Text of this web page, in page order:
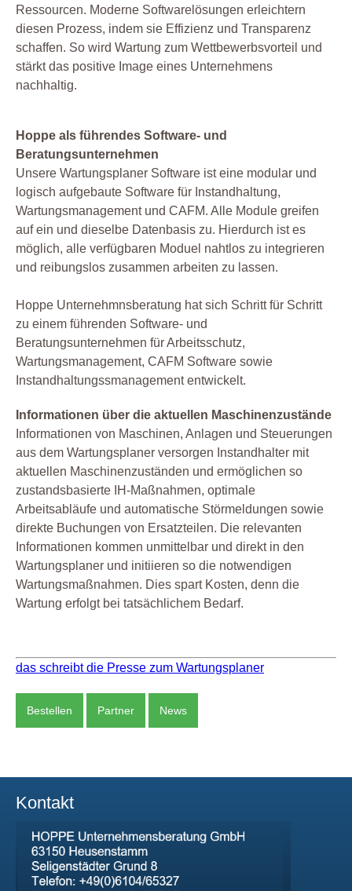
Ressourcen. Moderne Softwarelösungen erleichtern
diesen Prozess, indem sie Effizienz und Transparenz
schaffen. So wird Wartung zum Wettbewerbsvorteil und
stärkt das positive Image eines Unternehmens
nachhaltig.
Hoppe als führendes Software- und
Beratungsunternehmen
Unsere Wartungsplaner Software ist eine modular und
logisch aufgebaute Software für Instandhaltung,
Wartungsmanagement und CAFM. Alle Module greifen
auf ein und dieselbe Datenbasis zu. Hierdurch ist es
möglich, alle verfügbaren Moduel nahtlos zu integrieren
und reibungslos zusammen arbeiten zu lassen.
Hoppe Unternehmnsberatung hat sich Schritt für Schritt
zu einem führenden Software- und
Beratungsunternehmen für Arbeitsschutz,
Wartungsmanagement, CAFM Software sowie
Instandhaltungssmanagement entwickelt.
Informationen über die aktuellen Maschinenzustände
Informationen von Maschinen, Anlagen und Steuerungen
aus dem Wartungsplaner versorgen Instandhalter mit
aktuellen Maschinenzuständen und ermöglichen so
zustandsbasierte IH-Maßnahmen, optimale
Arbeitsabläufe und automatische Störmeldungen sowie
direkte Buchungen von Ersatzteilen. Die relevanten
Informationen kommen unmittelbar und direkt in den
Wartungsplaner und initiieren so die notwendigen
Wartungsmaßnahmen. Dies spart Kosten, denn die
Wartung erfolgt bei tatsächlichem Bedarf.
das schreibt die Presse zum Wartungsplaner
Bestellen Partner News
Kontakt